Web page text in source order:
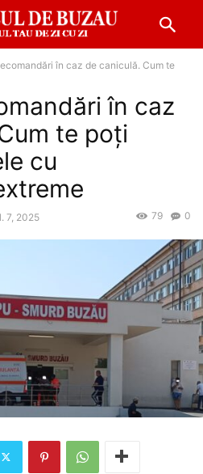
în caz de caniculă. Cum te
în caz
te poți
cu
7, 2025 0
79